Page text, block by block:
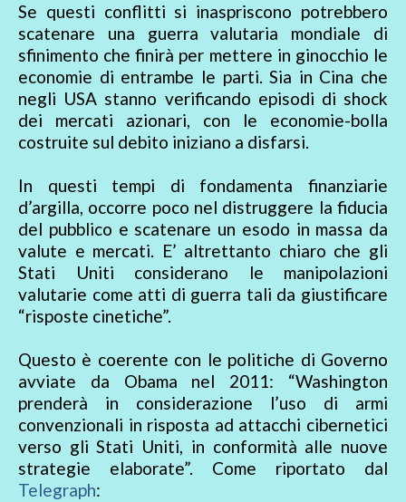
Se questi conflitti si inaspriscono potrebbero
scatenare una guerra valutaria mondiale di
sfinimento che finirà per mettere in ginocchio le
economie di entrambe le parti. Sia in Cina che
negli USA stanno verificando episodi di shock
dei mercati azionari, con le economie-bolla
costruite sul debito iniziano a disfarsi.
In questi tempi di fondamenta finanziarie
d’argilla, occorre poco nel distruggere la fiducia
del pubblico e scatenare un esodo in massa da
valute e mercati. E’ altrettanto chiaro che gli
Stati Uniti considerano le manipolazioni
valutarie come atti di guerra tali da giustificare
“risposte cinetiche”.
Questo è coerente con le politiche di Governo
avviate da Obama nel 2011: “Washington
prenderà in considerazione l’uso di armi
convenzionali in risposta ad attacchi cibernetici
verso gli Stati Uniti, in conformità alle nuove
strategie elaborate”. Come riportato dal
Telegraph: